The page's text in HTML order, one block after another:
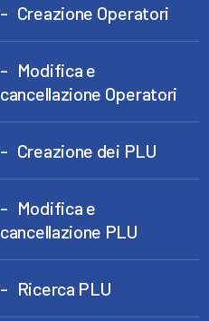
Creazione Operatori
Modifica e
cancellazione Operatori
Creazione dei PLU
Modifica e
cancellazione PLU
Ricerca PLU